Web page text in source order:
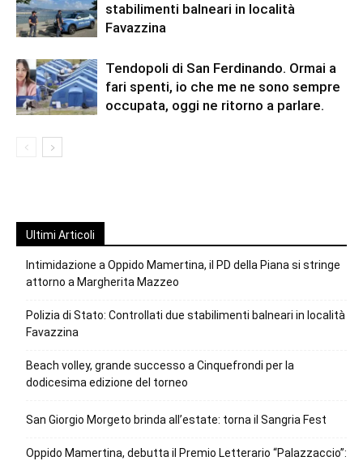
stabilimenti balneari in località
Favazzina
Tendopoli di San Ferdinando. Ormai a
fari spenti, io che me ne sono sempre
occupata, oggi ne ritorno a parlare.
Ultimi Articoli
Intimidazione a Oppido Mamertina, il PD della Piana si stringe
attorno a Margherita Mazzeo
Polizia di Stato: Controllati due stabilimenti balneari in località
Favazzina
Beach volley, grande successo a Cinquefrondi per la
dodicesima edizione del torneo
San Giorgio Morgeto brinda all’estate: torna il Sangria Fest
Oppido Mamertina, debutta il Premio Letterario “Palazzaccio”: